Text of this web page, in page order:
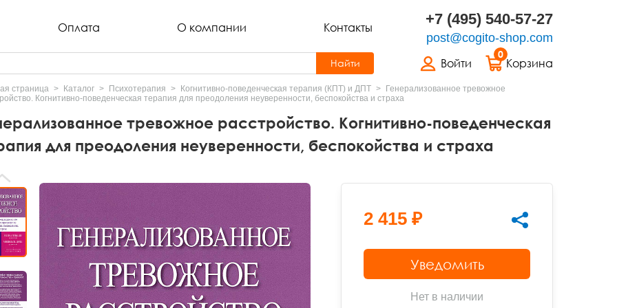
Оплата О компании Контакты +7 (495) 540-57-27
post@cogito-shop.com
Войти
0
Корзина
Найти
страница Каталог Психотерапия Когнитивно-поведенческая терапия (КПТ) и ДПТ
Генерализованное тревожное
Когнитивно-поведенческая терапия для преодоления неуверенности, беспокойства и страха
тревожное расстройство. Когнитивно-поведенческая
для преодоления неуверенности, беспокойства и страха
2 415 ₽
Уведомить
Нет в наличии